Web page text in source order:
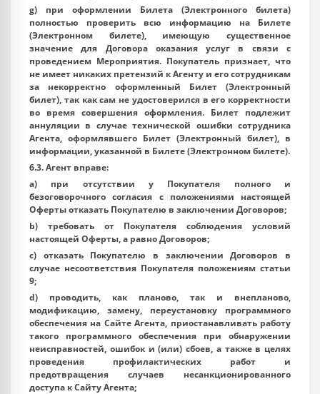
g) при оформлении Билета (Электронного билета)
полностью проверить всю информацию на Билете
(Электронном билете), имеющую существенное
значение для Договора оказания услуг в связи с
проведением Мероприятия. Покупатель признает, что
не имеет никаких претензий к Агенту и его сотрудникам
за некорректно оформленный Билет (Электронный
билет), так как сам не удостоверился в его корректности
во время совершения оформления. Билет подлежит
аннуляции в случае технической ошибки сотрудника
Агента, оформлявшего Билет (Электронный билет), в
информации, указанной в Билете (Электронном билете).
6.3. Агент вправе:
a) при отсутствии у Покупателя полного и
безоговорочного согласия с положениями настоящей
Оферты отказать Покупателю в заключении Договоров;
b) требовать от Покупателя соблюдения условий
настоящей Оферты, а равно Договоров;
c) отказать Покупателю в заключении Договоров в
случае несоответствия Покупателя положениям статьи
9;
d) проводить, как планово, так и внепланово,
модификацию, замену, переустановку программного
обеспечения на Сайте Агента, приостанавливать работу
такого программного обеспечения при обнаружении
неисправностей, ошибок и (или) сбоев, а также в целях
проведения профилактических работ и
предотвращения случаев несанкционированного
доступа к Сайту Агента;